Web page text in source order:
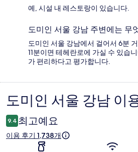
예, 시설 내 레스토랑이 있습니다.
도미인 서울 강남 주변에는 무
도미인 서울 강남에서 걸어서 6분
11분이면 테헤란로에 가실 수 있습
가 편리하다고 평가합니다.
이
용
후
도미인 서울 강남 이
9.4 최고예요
이용 후기 1,738개